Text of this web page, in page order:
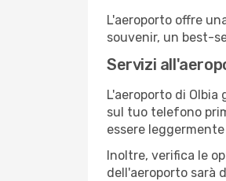
L'aeroporto offre
souvenir, un best-
Servizi
L'aeroporto di
sul tuo telefono
essere
Inoltre, verifica le
dell'aeroporto sarà